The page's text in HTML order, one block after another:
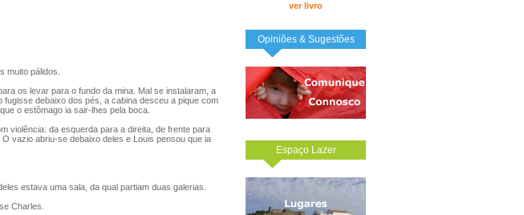
ver livro
Opiniões & Sugestões
Espaço Lazer
muito pálidos.
os levar para o fundo da mina. Mal se instalaram, a
debaixo dos pés, a cabina desceu a pique com
o estômago ia sair-lhes pela boca.
violência: da esquerda para a direita, de frente para
vazio abriu-se debaixo deles e Louis pensou que ia
estava uma sala, da qual partiam duas galerias.
Charles.